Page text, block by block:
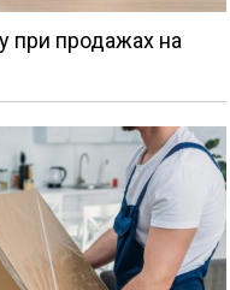
при продажах на